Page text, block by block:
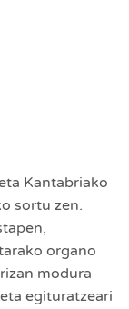
Kantabriako
sortu zen.
organo
modura
egituratzeari